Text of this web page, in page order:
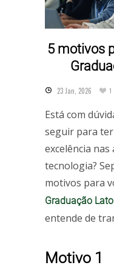
5 motivos
23 Jan, 2026 1
Está com
seguir para
excelência nas
tecnologia?
motivos para
Graduação
entende de
Motivo 1